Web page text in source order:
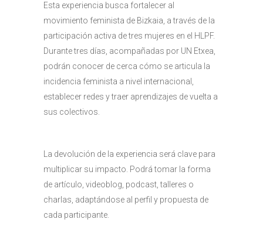
Esta experiencia busca fortalecer al
movimiento feminista de Bizkaia, a través de la
participación activa de tres mujeres en el HLPF.
Durante tres días, acompañadas por UN Etxea,
podrán conocer de cerca cómo se articula la
incidencia feminista a nivel internacional,
establecer redes y traer aprendizajes de vuelta a
sus colectivos.
La devolución de la experiencia será clave para
multiplicar su impacto. Podrá tomar la forma
de artículo, videoblog, podcast, talleres o
charlas, adaptándose al perfil y propuesta de
cada participante.